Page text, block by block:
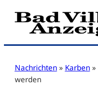
Zum
Inhalt
Nachrichten » Karben »
werden